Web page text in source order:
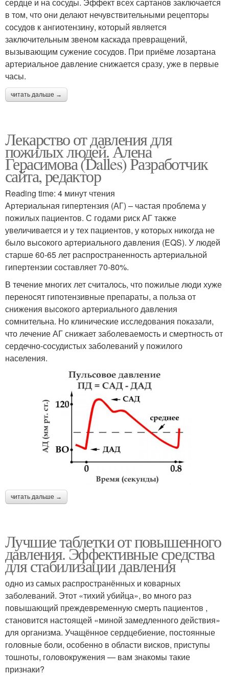
сердце и на сосуды. Эффект всех сартанов заключается
в том, что они делают нечувствительными рецепторы
сосудов к ангиотензину, который является
заключительным звеном каскада превращений,
вызывающим сужение сосудов. При приёме лозартана
артериальное давление снижается сразу, уже в первые
часы.
читать дальше →
Лекарство от давления для
пожилых людей. Алена
Герасимова (Dalles) Разработчик
сайта, редактор
Reading time: 4 минут чтения
Артериальная гипертензия (АГ) – частая проблема у
пожилых пациентов. С годами риск АГ также
увеличивается и у тех пациентов, у которых никогда не
было высокого артериального давления (EQS). У людей
старше 60-65 лет распространенность артериальной
гипертензии составляет 70-80%.
В течение многих лет считалось, что пожилые люди хуже
переносят гипотензивные препараты, а польза от
снижения высокого артериального давления
сомнительна. Но клинические исследования показали,
что лечение АГ снижает заболеваемость и смертность от
сердечно-сосудистых заболеваний у пожилого
населения.
читать дальше →
Лучшие таблетки от повышенного
давления. Эффективные средства
для стабилизации давления
одно из самых распространённых и коварных
заболеваний. Этот «тихий убийца», во много раз
повышающий преждевременную смерть пациентов ,
становится настоящей «миной замедленного действия»
для организма. Учащённое сердцебиение, постоянные
головные боли, особенно в области висков, приступы
тошноты, головокружения — вам знакомы такие
признаки?